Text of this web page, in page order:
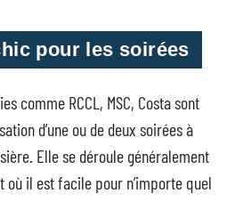
pour les soirées
comme RCCL, MSC, Costa sont
d’une ou de deux soirées à
Elle se déroule généralement
où il est facile pour n’importe quel